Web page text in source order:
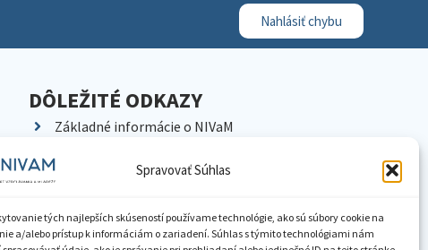
Spravovať Súhlas
tých najlepších skúseností používame technológie, ako sú súbory cookie na
a/alebo prístup k informáciám o zariadení. Súhlas s týmito technológiami nám
Nahlásiť chybu
DÔLEŽITÉ ODKAZY
Základné informácie o NIVaM
Kariéra
Pracoviská NIVaM